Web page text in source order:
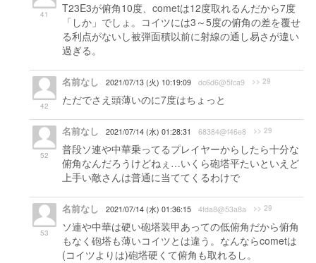
41
T23E3が俯角10度、cometは12度取れるんだから7度
「しか」でしょ。コイツには3～5度の俯角の差を覆せ
る利点がないし被弾面積以前に射線の通し易さが違い
過ぎる。
42
名前なし 2021/07/13 (火) 10:19:09 dc6d6@5fca9 >> 29
ただでさえ頭薄いのに7度はちょっと
52
名前なし 2021/07/14 (水) 01:28:31 68384@f46e8 >> 29
普段ソ連や中華乗ってるプレイヤーからしたら十分な
俯角なんだろうけどねぇ…いくら砲塔平たいといえど
上手い敵さんは普通に当ててくるわけで
53
名前なし 2021/07/14 (水) 01:36:15 4fda8@53a8a >> 29
ソ連や中華は硬い砲塔装甲あっての低俯角だから俯角
もなく砲塔も薄いコイツとは違う。なんならcometは
(コイツよりは)砲塔硬くて俯角も取れるし。